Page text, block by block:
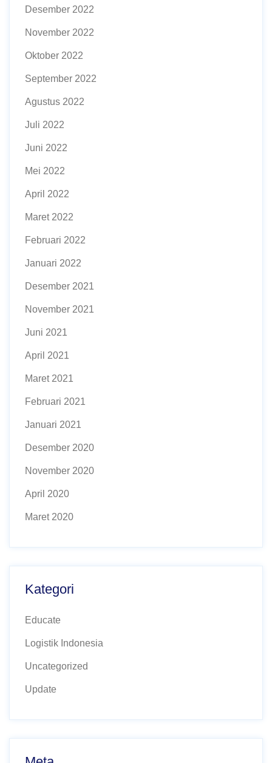
Desember 2022
November 2022
Oktober 2022
September 2022
Agustus 2022
Juli 2022
Juni 2022
Mei 2022
April 2022
Maret 2022
Februari 2022
Januari 2022
Desember 2021
November 2021
Juni 2021
April 2021
Maret 2021
Februari 2021
Januari 2021
Desember 2020
November 2020
April 2020
Maret 2020
Kategori
Educate
Logistik Indonesia
Uncategorized
Update